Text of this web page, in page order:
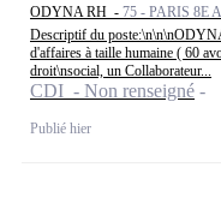
ODYNA RH - 75 - PARIS 8E
Descriptif du
d'affaires à taille humaine ( 60
droit\nsocial, un Collaborateur...
CDI - Non renseigné
Publié hier